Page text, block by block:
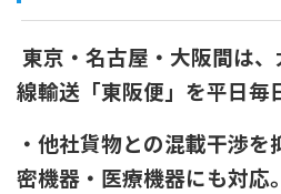
東京・名古屋・大阪間は
線輸送「東阪便」を平日毎
・ 他社貨物との混載干渉を
密機器・医療機器にも対応。